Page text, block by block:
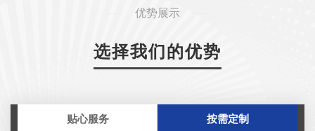
优势展示
选择我们的优势
贴心服务 按需定制